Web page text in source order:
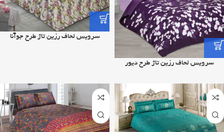
سرویس لحاف رزین تاژ طرح دیور
سرویس لحاف رزین تاژ طرح جوآنا